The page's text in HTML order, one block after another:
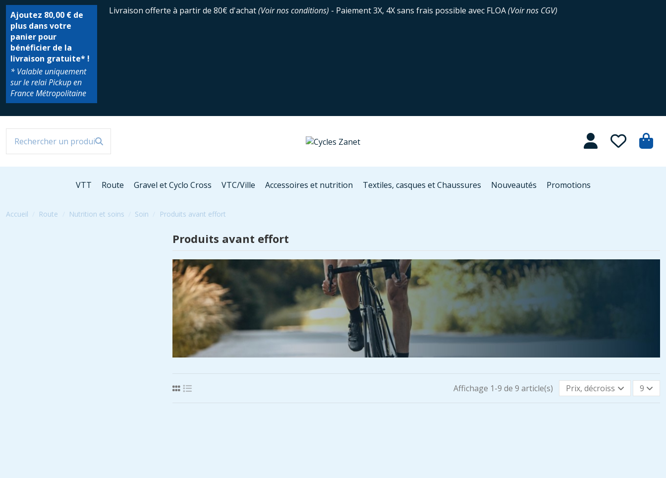
Ajoutez 80,00 € de
plus dans votre
panier pour
bénéficier de la
livraison gratuite* !
* Valable uniquement
sur le relai Pickup en
France Métropolitaine
Livraison offerte à partir de 80€ d'achat(Voir nos conditions) - Paiement 3X, 4X sans frais possible avec FLOA(Voir nos CGV)
VTT Route Gravel et Cyclo Cross VTC/Ville Accessoires et nutrition Textiles, casques et Chaussures Nouveautés Promotions
Accueil Route Nutrition et soins Soin Produits avant effort
Produits avant effort
Affichage 1-9 de 9 article(s) Prix, décroissant 9